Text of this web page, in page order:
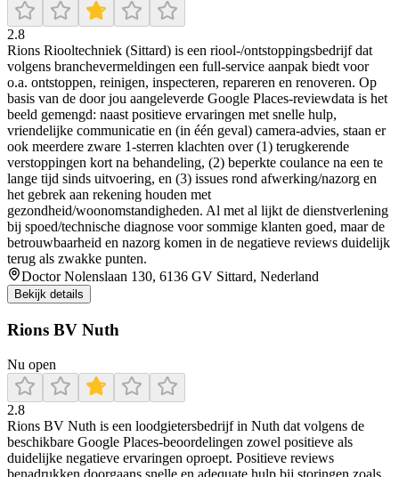
2.8
Rions Riooltechniek (Sittard) is een riool-/ontstoppingsbedrijf dat
volgens branchevermeldingen een full-service aanpak biedt voor
o.a. ontstoppen, reinigen, inspecteren, repareren en renoveren. Op
basis van de door jou aangeleverde Google Places-reviewdata is het
beeld gemengd: naast positieve ervaringen met snelle hulp,
vriendelijke communicatie en (in één geval) camera-advies, staan er
ook meerdere zware 1-sterren klachten over (1) terugkerende
verstoppingen kort na behandeling, (2) beperkte coulance na een te
lange tijd sinds uitvoering, en (3) issues rond afwerking/nazorg en
het gebrek aan rekening houden met
gezondheid/woonomstandigheden. Al met al lijkt de dienstverlening
bij spoed/technische diagnose voor sommige klanten goed, maar de
betrouwbaarheid en nazorg komen in de negatieve reviews duidelijk
terug als zwakke punten.
Doctor Nolenslaan 130, 6136 GV Sittard, Nederland
Bekijk details
Rions BV Nuth
Nu open
2.8
Rions BV Nuth is een loodgietersbedrijf in Nuth dat volgens de
beschikbare Google Places-beoordelingen zowel positieve als
duidelijke negatieve ervaringen oproept. Positieve reviews
benadrukken doorgaans snelle en adequate hulp bij storingen zoals